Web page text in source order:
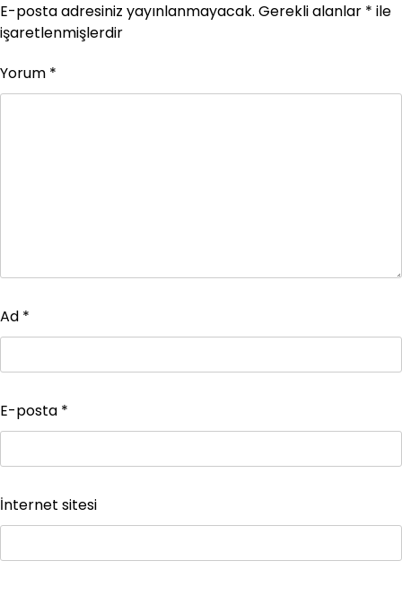
E-posta adresiniz yayınlanmayacak. Gerekli alanlar * ile
işaretlenmişlerdir
Yorum *
Ad *
E-posta *
İnternet sitesi